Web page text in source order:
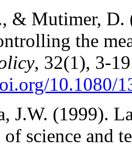
& Mutimer, D.
the
, 32(1), 3-
10.1080/
J.W. (1999).
science and